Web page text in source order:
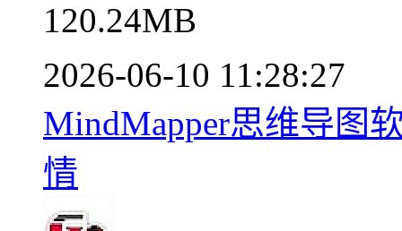
120.24MB
2026-06-10 11:28:27
MindMapper思维导图
情